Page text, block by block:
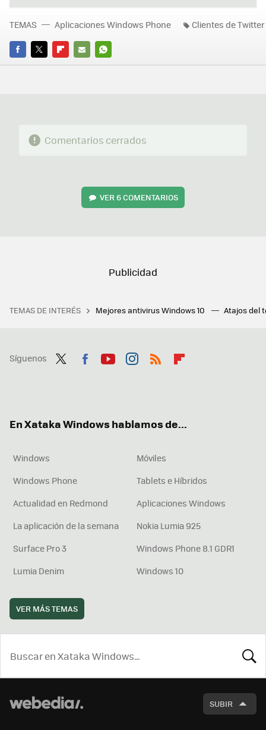
FACEBOOK
TWITTERFLIPBOARD
E-
WHATSAPP
TEMAS Aplicaciones Windows Phone Clientes de Twitter
Comentarios cerrados
VER6 COMENTARIOS
TEMAS DE INTERÉS Mejores antivirus Windows 10 Atajos del
Síguenos
En Xataka Windows hablamos de...
Windows
Móviles
Windows Phone
Tablets e Híbridos
Actualidad en Redmond
Aplicaciones Windows
La aplicación de la semana
Nokia Lumia 925
Surface Pro 3
Windows Phone 8.1 GDR1
Lumia Denim
Windows 10
VER MÁS TEMAS
SUBIR